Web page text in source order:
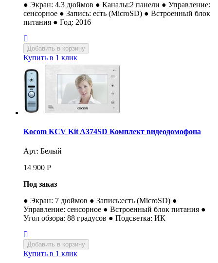
● Экран: 4.3 дюймов ● Каналы:2 панели ● Управление:
сенсорное ● Запись: есть (MicroSD) ● Встроенный блок
питания ● Год: 2016
Купить в 1 клик
Kocom KCV Kit A374SD Комплект видеодомофона
Арт: Белый
14 900 Р
Под заказ
● Экран: 7 дюймов ● Запись:есть (MicroSD) ●
Управление: сенсорное ● Встроенный блок питания ●
Угол обзора: 88 градусов ● Подсветка: ИК
Купить в 1 клик